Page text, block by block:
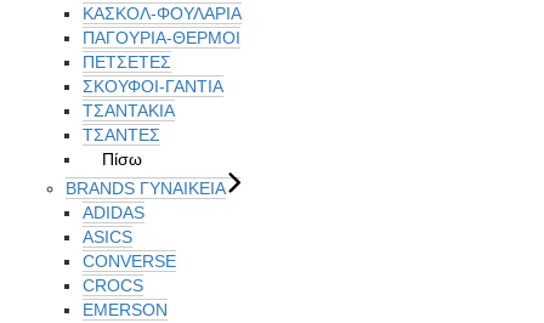
ΚΑΣΚΟΛ-ΦΟΥΛΑΡΙΑ
ΠΑΓΟΥΡΙΑ-ΘΕΡΜΟΙ
ΠΕΤΣΈΤΕΣ
ΣΚΟΥΦΟΙ-ΓΑΝΤΙΑ
ΤΣΑΝΤΑΚΙΑ
ΤΣΑΝΤΕΣ
Πίσω
BRANDS ΓΥΝΑΙΚΕΊΑ
ADIDAS
ASICS
CONVERSE
CROCS
EMERSON